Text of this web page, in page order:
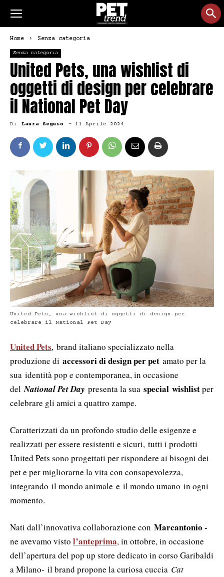
Home Senza categoria
Senza categoria
United Pets, una wishlist di
oggetti di design per celebrare
il National Pet Day
Di Laura Seguso - 11 Aprile 2024
United Pets, una wishlist di oggetti di design per
celebrare il National Pet Day
United Pets, brand italiano specializzato nella
produzione di accessori di design per pet amato per la
sua identità pop e contemporanea, in occasione
delNational Pet Day presenta la sua special wishlistper
celebrare gli amici a quattro zampe.
Caratterizzati da un profondo studio delle esigenze e
realizzati per essere resistenti e sicuri, tutti i prodotti
United Pets sono progettati per rispondere ai bisogni dei
pet e per migliorarne la vita con consapevolezza,
integrando il mondo animale e il mondo umano in ogni
momento.
Nati dall’innovativa collaborazione con Marcantonio -
ne avevamo visto l’anteprima, in ottobre, in occasione
dell’apertura del pop up store dedicato in corso Garibaldi
a Milano- il brand propone la curiosa cuccia Cat